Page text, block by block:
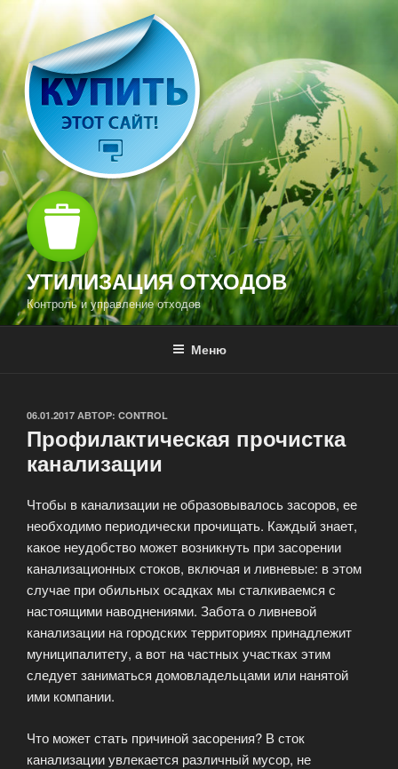
Перейти
содержимому
УТИЛИЗАЦИЯ ОТХОДОВ
Контроль и управление отходов
Меню
ОПУБЛИКОВАНО
06.01.2017 АВТОР: CONTROL
Профилактическая прочистка
канализации
Чтобы в канализации не образовывалось засоров, ее
необходимо периодически прочищать. Каждый знает,
какое неудобство может возникнуть при засорении
канализационных стоков, включая и ливневые: в этом
случае при обильных осадках мы сталкиваемся с
настоящими наводнениями. Забота о ливневой
канализации на городских территориях принадлежит
муниципалитету, а вот на частных участках этим
следует заниматься домовладельцами или нанятой
ими компании.
Что может стать причиной засорения? В сток
канализации увлекается различный мусор, не